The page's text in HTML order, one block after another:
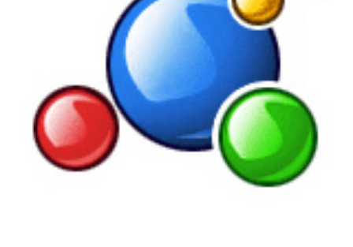
上海新浦化工厂有限公司（上海新望高分子材料厂）
SHANGHAI SEPAL CHEMICAL CO.,LTD.
供应商合作20年